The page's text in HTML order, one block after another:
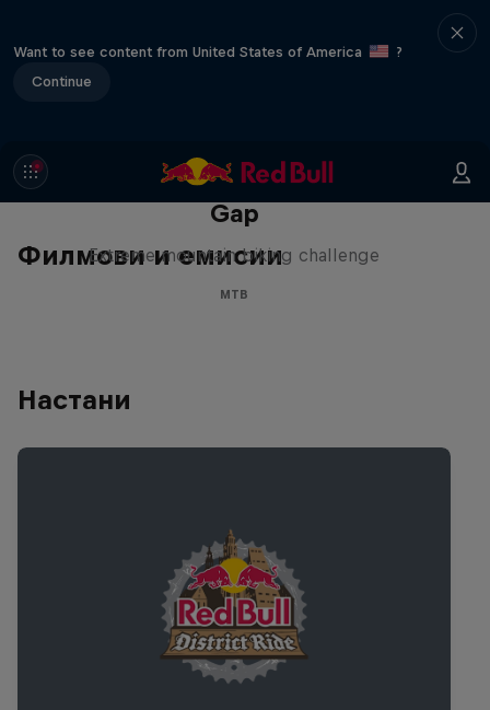
Want to see content from United States of America
?
Continue
Филмови и емисии
Matt Jones: The Impossible
Gap
Extreme mountain biking challenge
MTB
Настани